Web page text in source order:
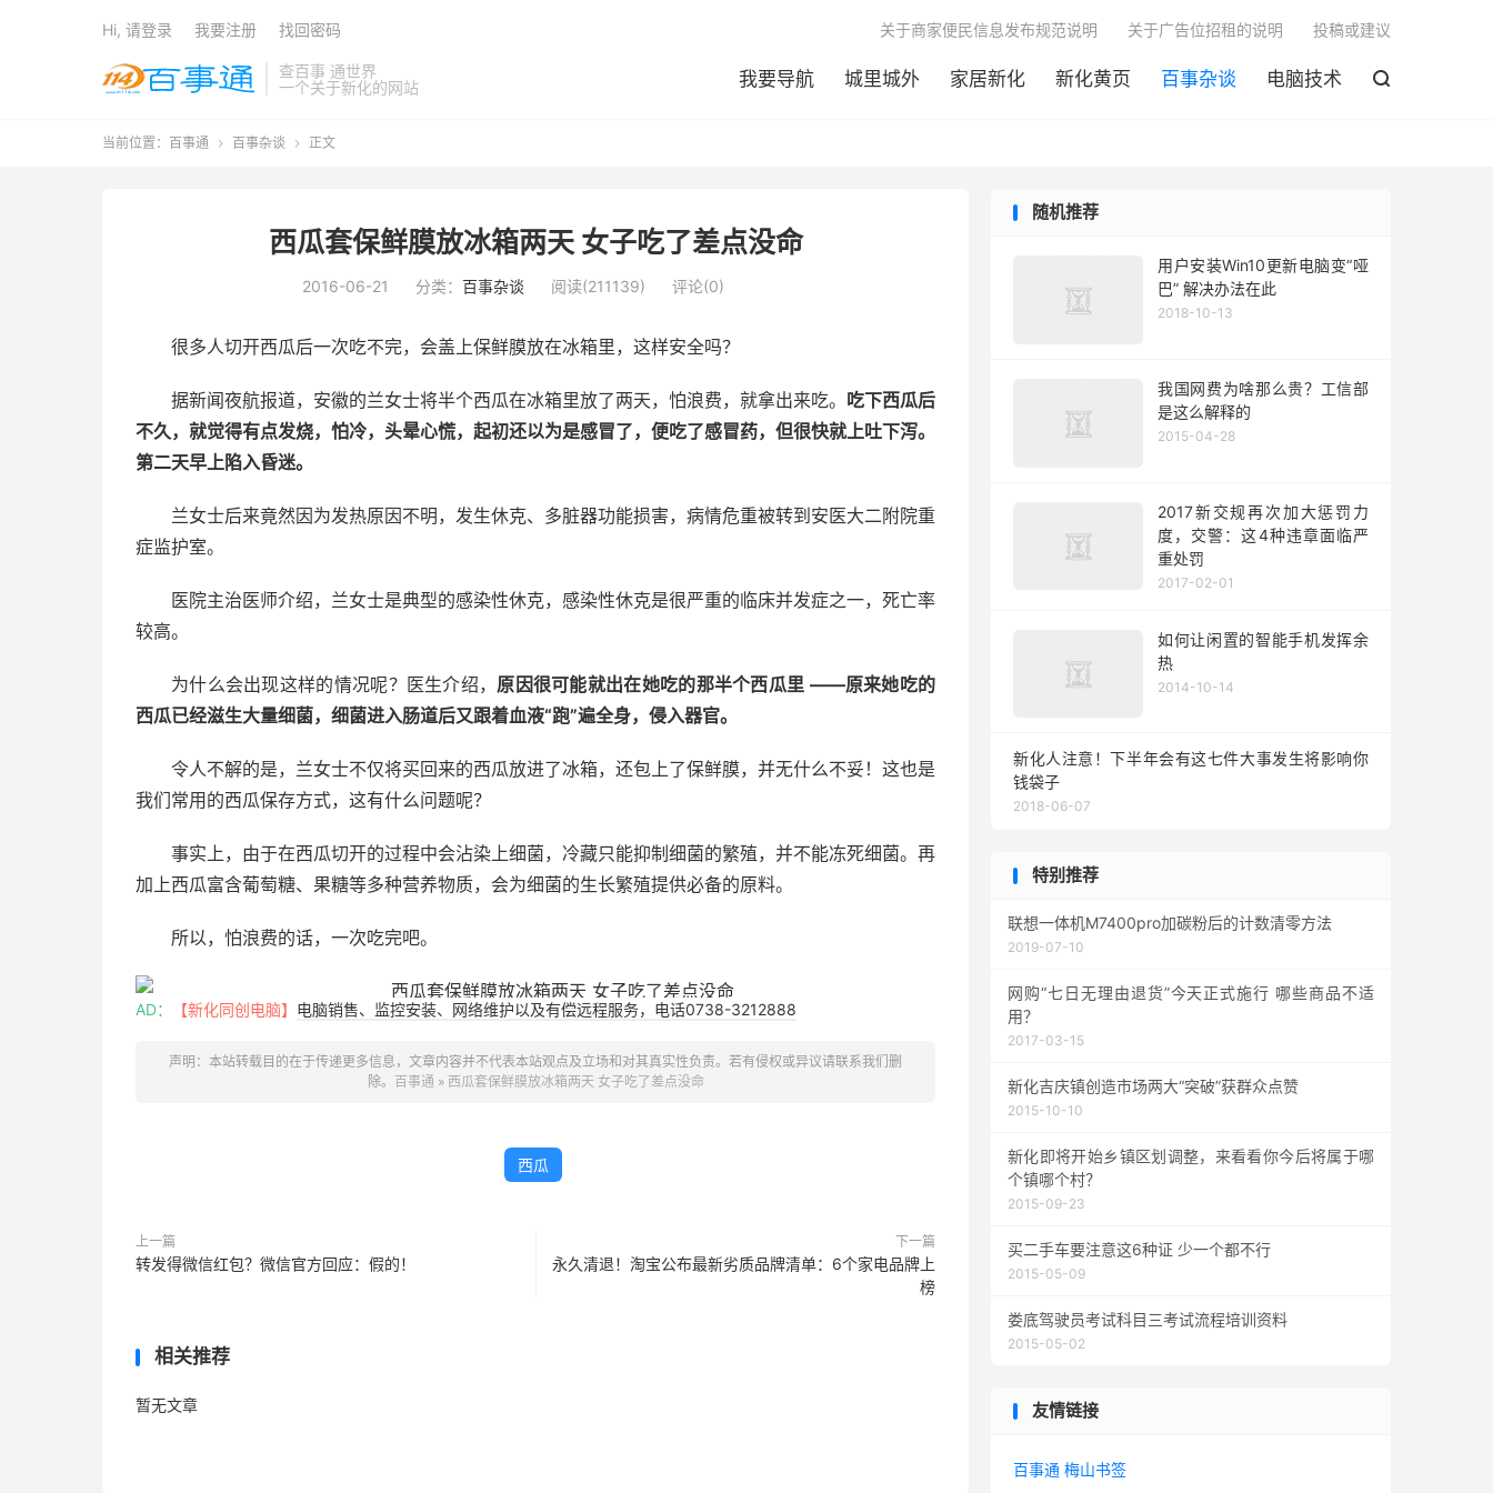
查百事 通世界
一个关于新化的网站
我要导航 城里城外 家居新化 新化黄页 百事杂谈 电脑技术 
关于商家便民信息发布规范说明 关于广告位招租的说明 投稿或建议
Hi, 请登录 我要注册 找回密码
当前位置： 百事通  百事杂谈  正文
西瓜套保鲜膜放冰箱两天 女子吃了差点没命
2016-06-21 分类： 百事杂谈 阅读(211139) 评论(0)
很多人切开西瓜后一次吃不完，会盖上保鲜膜放在冰箱里，这样安全吗？
据新闻夜航报道，安徽的兰女士将半个西瓜在冰箱里放了两天，怕浪费，就拿出来吃。 吃下西瓜后
不久，就觉得有点发烧，怕冷，头晕心慌，起初还以为是感冒了，便吃了感冒药，但很快就上吐下泻。
第二天早上陷入昏迷。
兰女士后来竟然因为发热原因不明，发生休克、多脏器功能损害，病情危重被转到安医大二附院重
症监护室。
医院主治医师介绍，兰女士是典型的感染性休克，感染性休克是很严重的临床并发症之一，死亡率
较高。
为什么会出现这样的情况呢？医生介绍， 原因很可能就出在她吃的那半个西瓜里 ——原来她吃的
西瓜已经滋生大量细菌，细菌进入肠道后又跟着血液“跑”遍全身，侵入器官。
令人不解的是，兰女士不仅将买回来的西瓜放进了冰箱，还包上了保鲜膜，并无什么不妥！这也是
我们常用的西瓜保存方式，这有什么问题呢？
事实上，由于在西瓜切开的过程中会沾染上细菌，冷藏只能抑制细菌的繁殖，并不能冻死细菌。再
加上西瓜富含葡萄糖、果糖等多种营养物质，会为细菌的生长繁殖提供必备的原料。
所以，怕浪费的话，一次吃完吧。
AD： 【新化同创电脑】 电脑销售、监控安装、网络维护以及有偿远程服务，电话0738-3212888
声明：本站转载目的在于传递更多信息，文章内容并不代表本站观点及立场和对其真实性负责。若有侵权或异议请联系我们删
除。 百事通 » 西瓜套保鲜膜放冰箱两天 女子吃了差点没命
西瓜
上一篇
转发得微信红包？微信官方回应：假的！
下一篇
永久清退！淘宝公布最新劣质品牌清单：6个家电品牌上
榜
相关推荐
暂无文章
随机推荐
用户安装Win10更新电脑变“哑
巴” 解决办法在此
2018-10-13
我国网费为啥那么贵？工信部
是这么解释的
2015-04-28
2017新交规再次加大惩罚力
度，交警：这4种违章面临严
重处罚
2017-02-01
如何让闲置的智能手机发挥余
热
2014-10-14
新化人注意！下半年会有这七件大事发生将影响你
钱袋子
2018-06-07
特别推荐
联想一体机M7400pro加碳粉后的计数清零方法
2019-07-10
网购“七日无理由退货”今天正式施行 哪些商品不适
用？
2017-03-15
新化吉庆镇创造市场两大“突破”获群众点赞
2015-10-10
新化即将开始乡镇区划调整，来看看你今后将属于哪
个镇哪个村？
2015-09-23
买二手车要注意这6种证 少一个都不行
2015-05-09
娄底驾驶员考试科目三考试流程培训资料
2015-05-02
友情链接
百事通 梅山书签